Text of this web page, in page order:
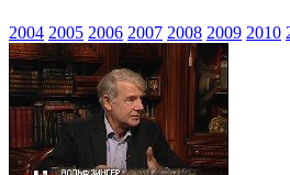
2004 2005 2006 2007 2008 2009 2010